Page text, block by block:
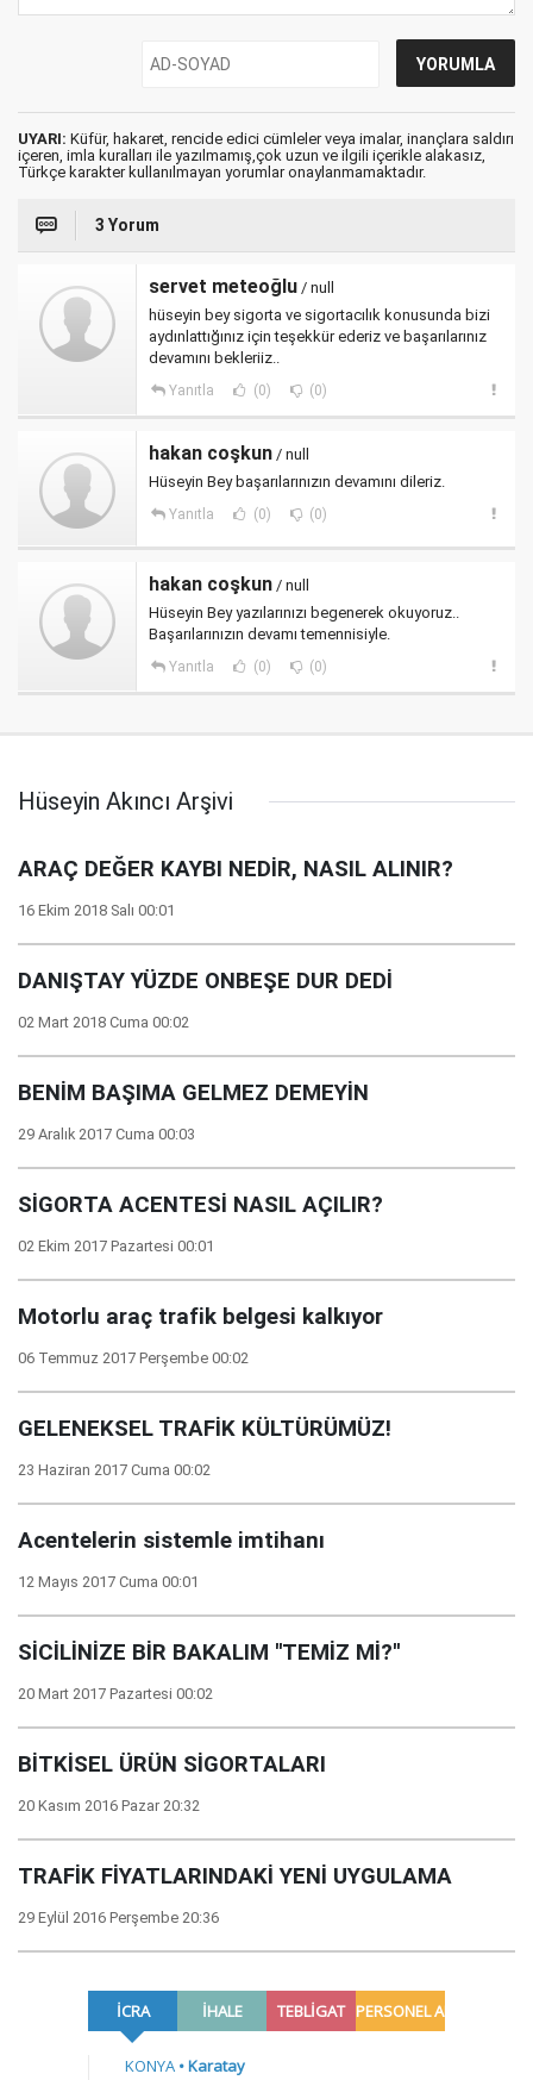
UYARI: Küfür, hakaret, rencide edici cümleler veya imalar, inançlara saldırı
içeren, imla kuralları ile yazılmamış,çok uzun ve ilgili içerikle alakasız,
Türkçe karakter kullanılmayan yorumlar onaylanmamaktadır.
3 Yorum
servet meteoğlu / null
hüseyin bey sigorta ve sigortacılık konusunda bizi
aydınlattığınız için teşekkür ederiz ve başarılarınız
devamını bekleriiz..
Yanıtla (0) (0)
hakan coşkun / null
Hüseyin Bey başarılarınızın devamını dileriz.
Yanıtla (0) (0)
hakan coşkun / null
Hüseyin Bey yazılarınızı begenerek okuyoruz..
Başarılarınızın devamı temennisiyle.
Yanıtla (0) (0)
Hüseyin Akıncı Arşivi
ARAÇ DEĞER KAYBI NEDİR, NASIL ALINIR?
16 Ekim 2018 Salı 00:01
DANIŞTAY YÜZDE ONBEŞE DUR DEDİ
02 Mart 2018 Cuma 00:02
BENİM BAŞIMA GELMEZ DEMEYİN
29 Aralık 2017 Cuma 00:03
SİGORTA ACENTESİ NASIL AÇILIR?
02 Ekim 2017 Pazartesi 00:01
Motorlu araç trafik belgesi kalkıyor
06 Temmuz 2017 Perşembe 00:02
GELENEKSEL TRAFİK KÜLTÜRÜMÜZ!
23 Haziran 2017 Cuma 00:02
Acentelerin sistemle imtihanı
12 Mayıs 2017 Cuma 00:01
SİCİLİNİZE BİR BAKALIM ''TEMİZ Mİ?''
20 Mart 2017 Pazartesi 00:02
BİTKİSEL ÜRÜN SİGORTALARI
20 Kasım 2016 Pazar 20:32
TRAFİK FİYATLARINDAKİ YENİ UYGULAMA
29 Eylül 2016 Perşembe 20:36